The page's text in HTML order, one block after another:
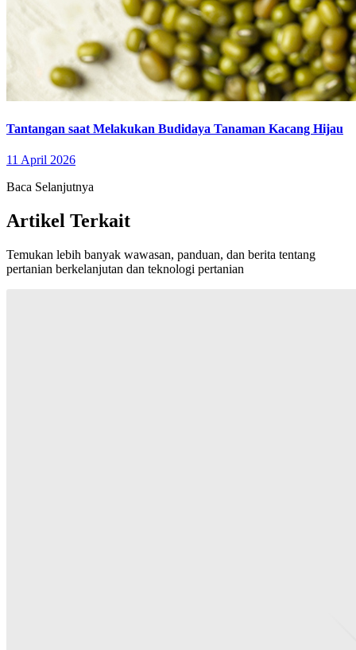
Tantangan saat Melakukan Budidaya Tanaman Kacang Hijau
11 April 2026
Baca Selanjutnya
Artikel Terkait
Temukan lebih banyak wawasan, panduan, dan berita tentang
pertanian berkelanjutan dan teknologi pertanian